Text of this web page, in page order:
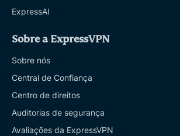
ExpressAI
Sobre a ExpressVPN
Sobre nós
Central de Confiança
Centro de direitos
Auditorias de segurança
Avaliações da ExpressVPN